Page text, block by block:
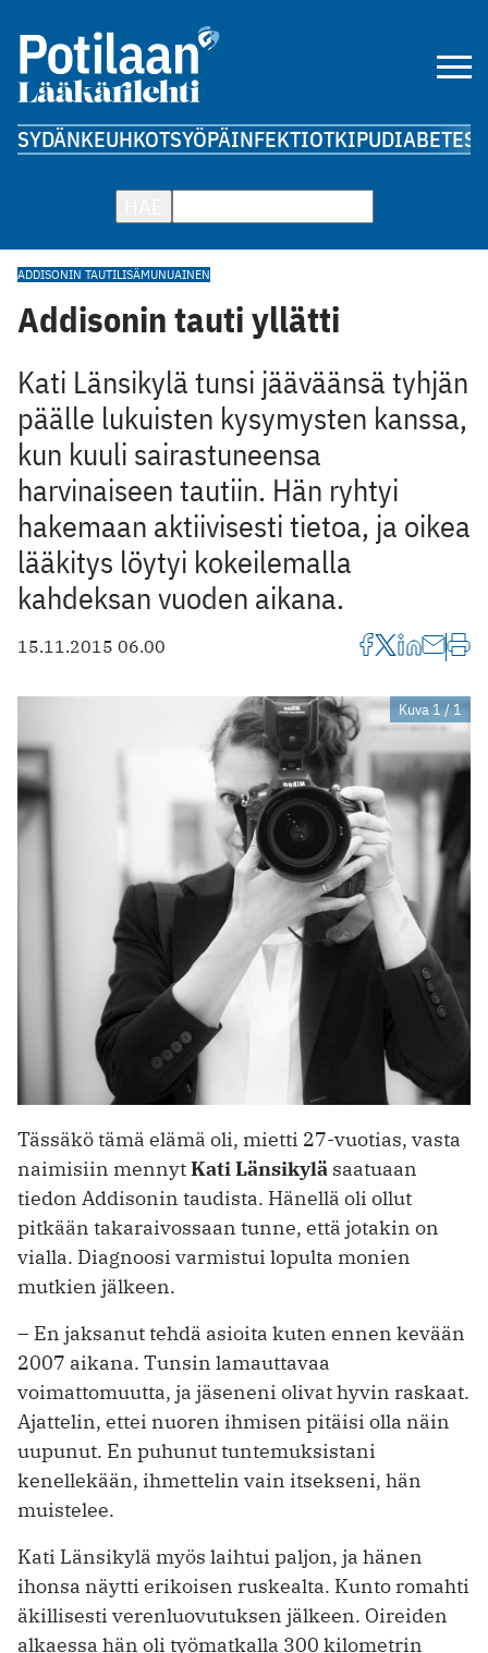
SYDÄNKEUHKOTSYÖPÄINFEKTIOTKIPUDIABETES
ADDISONIN TAUTILISÄMUNUAINEN
Addisonin tauti yllätti
Kati Länsikylä tunsi jääväänsä tyhjän
päälle lukuisten kysymysten kanssa,
kun kuuli sairastuneensa
harvinaiseen tautiin. Hän ryhtyi
hakemaan aktiivisesti tietoa, ja oikea
lääkitys löytyi kokeilemalla
kahdeksan vuoden aikana.
15.11.2015 06.00
Kuva 1 / 1
Tässäkö tämä elämä oli, mietti 27-vuotias, vasta
naimisiin mennytKati Länsikylä saatuaan
tiedon Addisonin taudista. Hänellä oli ollut
pitkään takaraivossaan tunne, että jotakin on
vialla. Diagnoosi varmistui lopulta monien
mutkien jälkeen.
– En jaksanut tehdä asioita kuten ennen kevään
2007 aikana. Tunsin lamauttavaa
voimattomuutta, ja jäseneni olivat hyvin raskaat.
Ajattelin, ettei nuoren ihmisen pitäisi olla näin
uupunut. En puhunut tuntemuksistani
kenellekään, ihmettelin vain itsekseni, hän
muistelee.
Kati Länsikylä myös laihtui paljon, ja hänen
ihonsa näytti erikoisen ruskealta. Kunto romahti
äkillisesti verenluovutuksen jälkeen. Oireiden
alkaessa hän oli työmatkalla 300 kilometrin